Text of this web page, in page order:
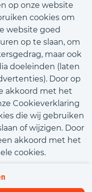
op onze website
cookies om
website goed
op te slaan, om
maar ook
doeleinden (laten
Door op
akkoord met het
Cookieverklaring
die wij gebruiken
of wijzigen. Door
akkoord met het
cookies.